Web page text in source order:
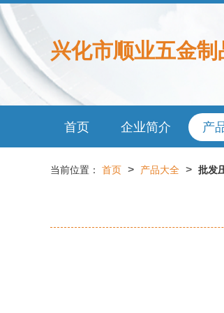
兴化市顺业五金制
首页 企业简介 产
当前位置： 首页 > 产品大全 > 批发